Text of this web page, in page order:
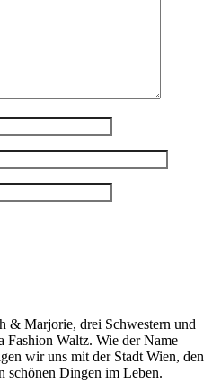
& Marjorie, drei Schwestern und
Fashion Waltz. Wie der Name
wir uns mit der Stadt Wien, den
schönen Dingen im Leben.